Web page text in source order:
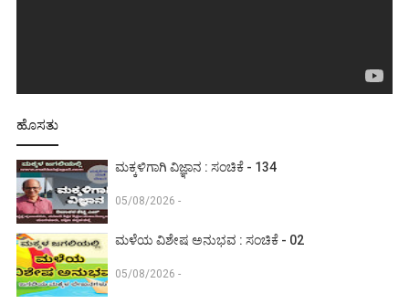
ಹೊಸತು
ಮಕ್ಕಳಿಗಾಗಿ ವಿಜ್ಞಾನ : ಸಂಚಿಕೆ - 134
05/08/2026 -
ಮಳೆಯ ವಿಶೇಷ ಅನುಭವ : ಸಂಚಿಕೆ - 02
05/08/2026 -